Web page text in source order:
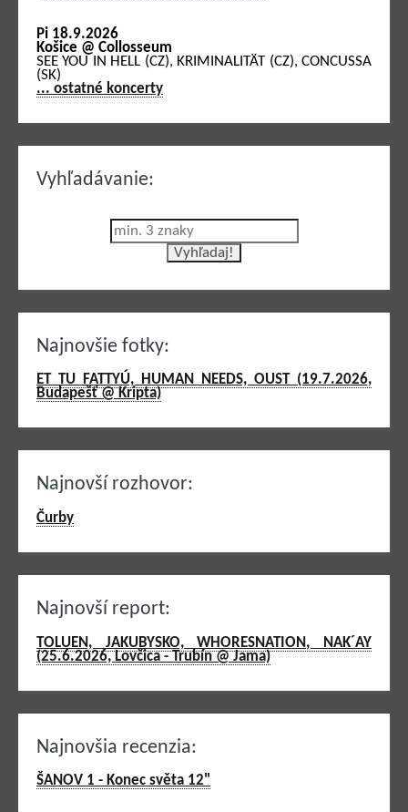
Pi 18.9.2026
Košice @ Collosseum
SEE YOU IN HELL (CZ), KRIMINALITÄT (CZ), CONCUSSA
(SK)
... ostatné koncerty
Vyhľadávanie:
Najnovšie fotky:
ET TU FATTYÚ, HUMAN NEEDS, OUST (19.7.2026,
Budapešť @ Kripta)
Najnovší rozhovor:
Čurby
Najnovší report:
TOLUEN, JAKUBYSKO, WHORESNATION, NAK´AY
(25.6.2026, Lovčica - Trubín @ Jama)
Najnovšia recenzia:
ŠANOV 1 - Konec světa 12"